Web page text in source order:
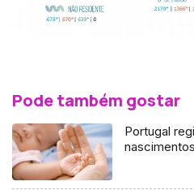
Pode também gostar
Portugal